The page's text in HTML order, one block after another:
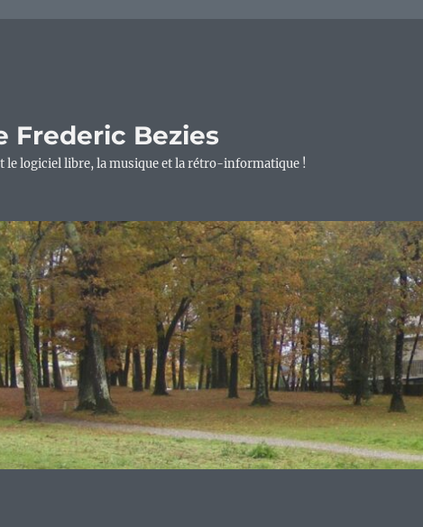
Frederic Bezies
le logiciel libre, la musique et la rétro-informatique !